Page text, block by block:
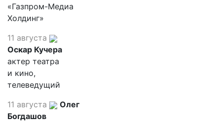
«Газпром-Медиа
Холдинг»
11 августа
Оскар Кучера
актер театра
и кино,
телеведущий
11 августа
Олег
Богдашов